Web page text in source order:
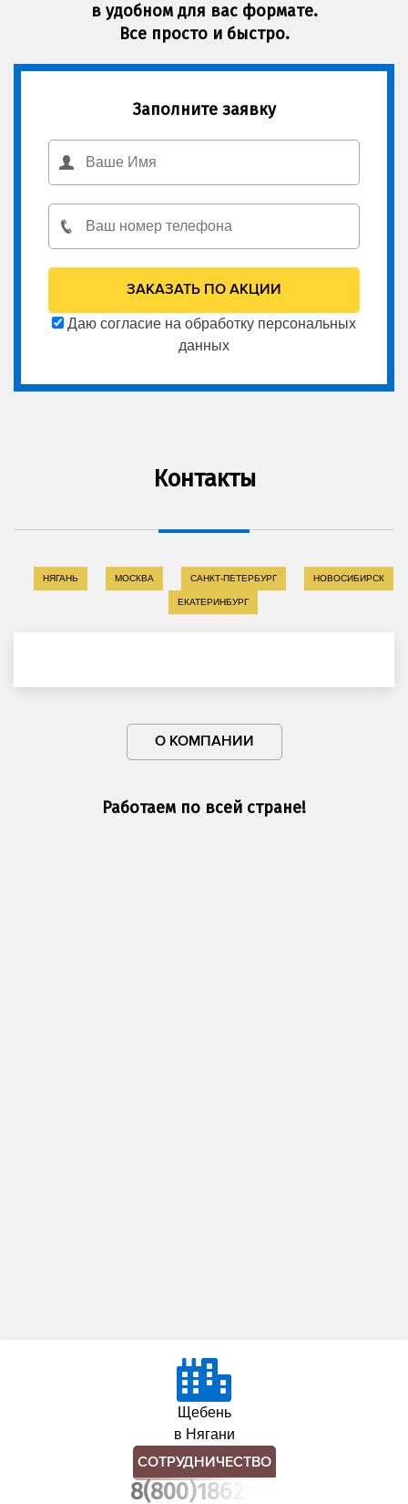
в удобном для вас формате.
Все просто и быстро.
Заполните заявку
Даю согласие на обработку персональных
данных
Контакты
НЯГАНЬ МОСКВА САНКТ-ПЕТЕРБУРГ НОВОСИБИРСК
ЕКАТЕРИНБУРГ
О КОМПАНИИ
Работаем по всей стране!
Щебень
в Нягани
СОТРУДНИЧЕСТВО
8(800)1862102